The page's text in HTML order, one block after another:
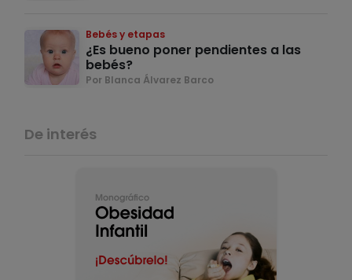
Bebés y etapas
¿Es bueno poner pendientes a las
bebés?
Por Blanca Álvarez Barco
De interés